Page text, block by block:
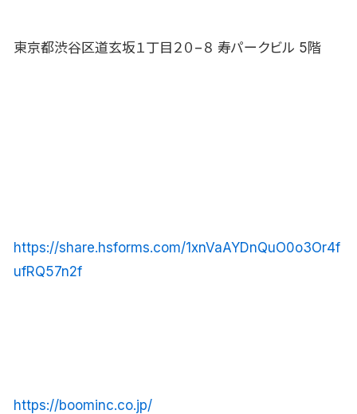
東京都渋谷区道玄坂１丁目２０−８ 寿パークビル 5階
https://share.hsforms.com/1xnVaAYDnQuO0o3Or4f
ufRQ57n2f
https://boominc.co.jp/